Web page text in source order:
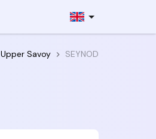
Upper Savoy SEYNOD